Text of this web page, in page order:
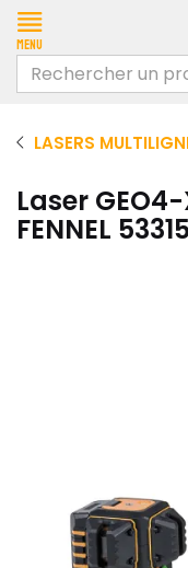
Menu
LASERS
Laser GEO4-
FENNEL